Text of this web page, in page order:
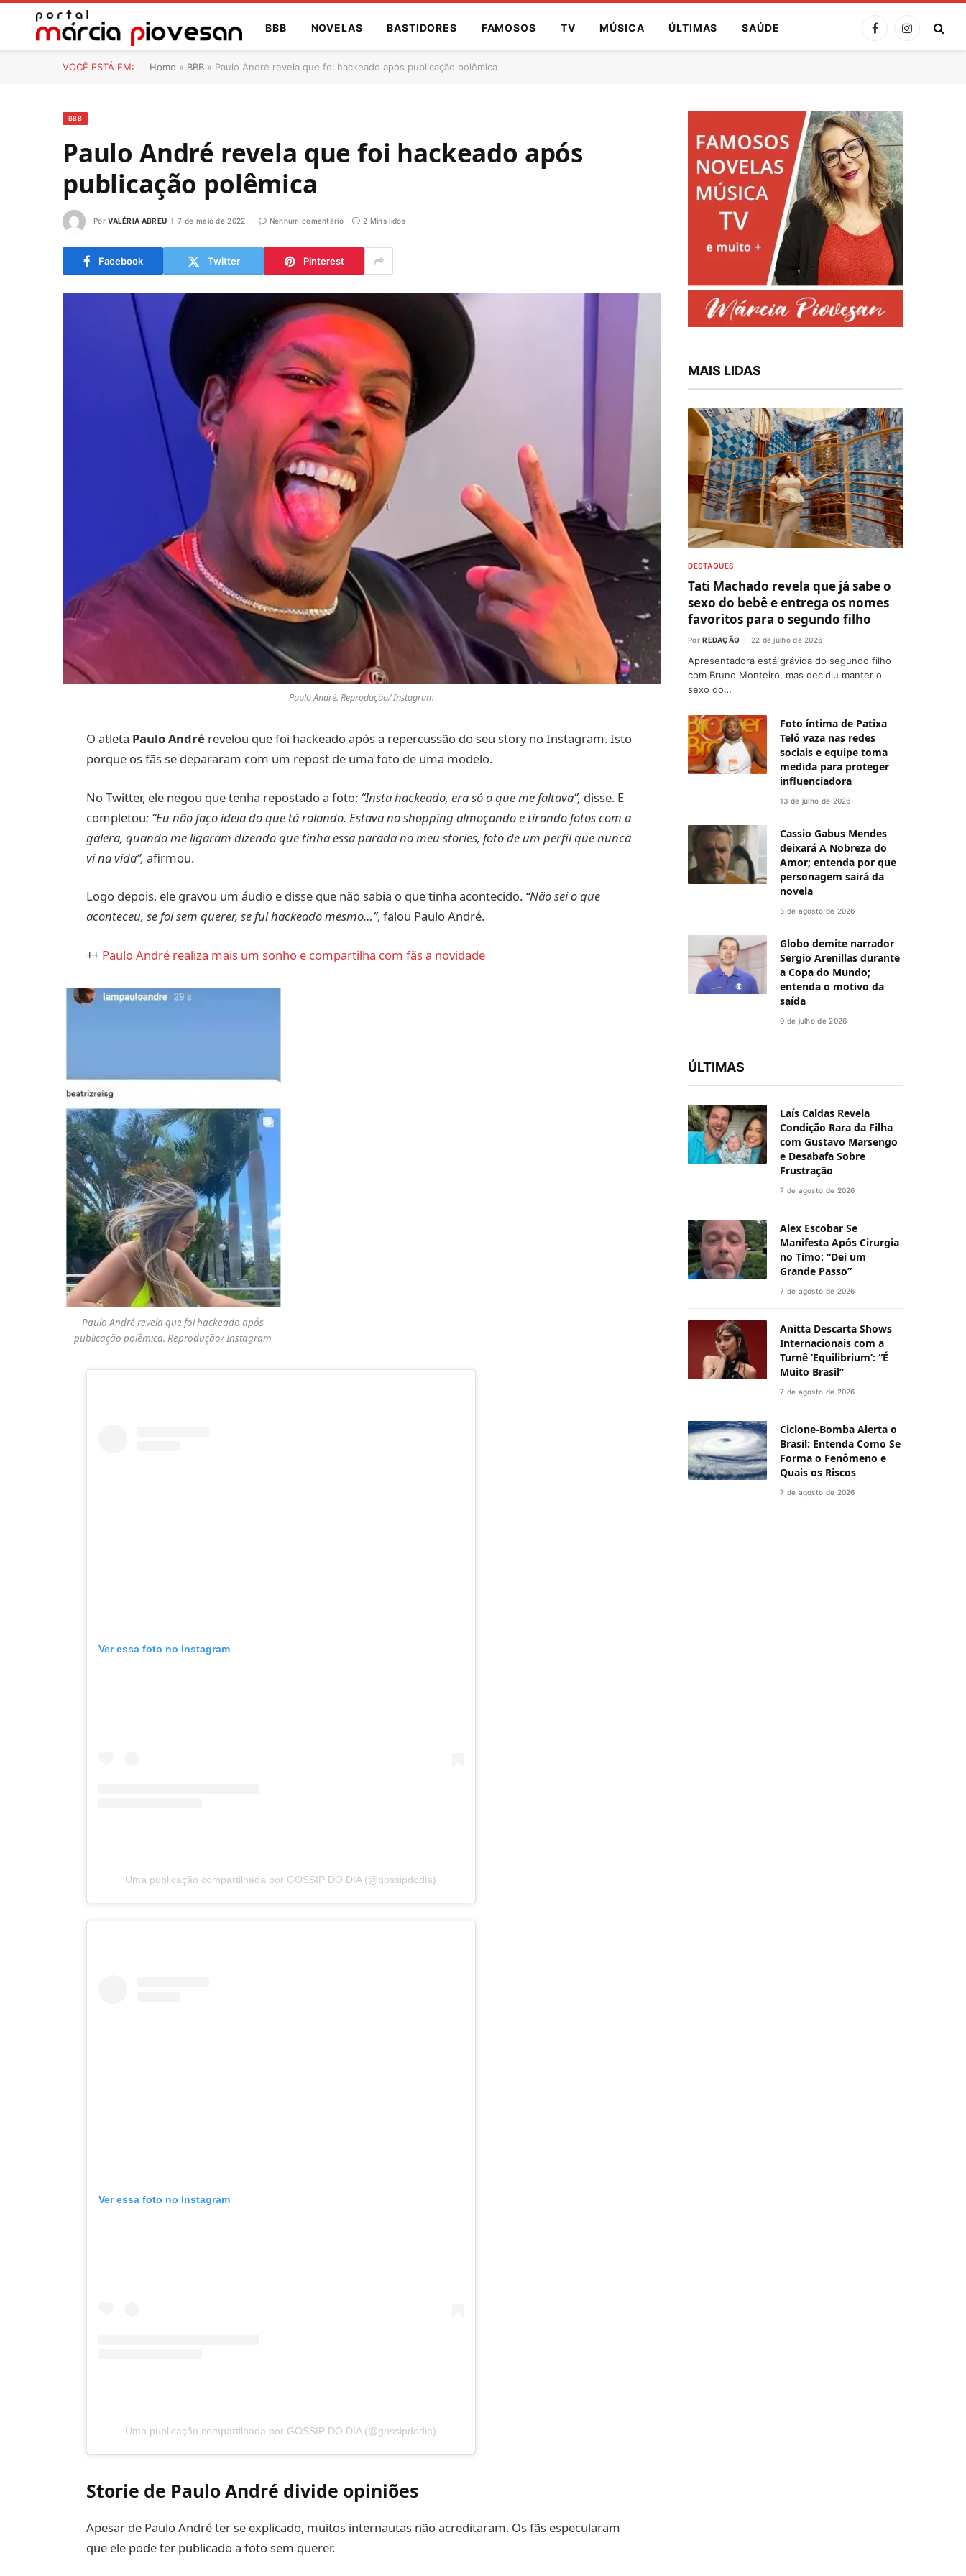
BBB NOVELAS BASTIDORES FAMOSOS TV MÚSICA ÚLTIMAS SAÚDE FacebookInstagram
VOCÊ ESTÁ EM: Home » BBB » Paulo André revela que foi hackeado após publicação polêmica
BBB
Paulo André revela que foi hackeado após
publicação polêmica
Por VALÉRIA ABREU 7 de maio de 2022 Nenhum comentário 2 Mins lidos
Facebook Twitter Pinterest
Paulo André. Reprodução/ Instagram
O atleta Paulo André revelou que foi hackeado após a repercussão do seu story no Instagram. Isto
porque os fãs se depararam com um repost de uma foto de uma modelo.
No Twitter, ele negou que tenha repostado a foto: “Insta hackeado, era só o que me faltava”, disse. E
completou: “Eu não faço ideia do que tá rolando. Estava no shopping almoçando e tirando fotos com a
galera, quando me ligaram dizendo que tinha essa parada no meu stories, foto de um perfil que nunca
vi na vida”, afirmou.
Logo depois, ele gravou um áudio e disse que não sabia o que tinha acontecido. “Não sei o que
aconteceu, se foi sem querer, se fui hackeado mesmo…”, falou Paulo André.
++ Paulo André realiza mais um sonho e compartilha com fãs a novidade
Paulo André revela que foi hackeado após
publicação polêmica. Reprodução/ Instagram
Ver essa foto no Instagram
Uma publicação compartilhada por GOSSIP DO DIA (@gossipdodia)
Ver essa foto no Instagram
Uma publicação compartilhada por GOSSIP DO DIA (@gossipdodia)
Storie de Paulo André divide opiniões
Apesar de Paulo André ter se explicado, muitos internautas não acreditaram. Os fãs especularam
que ele pode ter publicado a foto sem querer.
MAIS LIDAS
DESTAQUES
Tati Machado revela que já sabe o
sexo do bebê e entrega os nomes
favoritos para o segundo filho
Por REDAÇÃO 22 de julho de 2026
Apresentadora está grávida do segundo filho
com Bruno Monteiro, mas decidiu manter o
sexo do…
Foto íntima de Patixa
Teló vaza nas redes
sociais e equipe toma
medida para proteger
influenciadora
13 de julho de 2026
Cassio Gabus Mendes
deixará A Nobreza do
Amor; entenda por que
personagem sairá da
novela
5 de agosto de 2026
Globo demite narrador
Sergio Arenillas durante
a Copa do Mundo;
entenda o motivo da
saída
9 de julho de 2026
ÚLTIMAS
Laís Caldas Revela
Condição Rara da Filha
com Gustavo Marsengo
e Desabafa Sobre
Frustração
7 de agosto de 2026
Alex Escobar Se
Manifesta Após Cirurgia
no Timo: “Dei um
Grande Passo”
7 de agosto de 2026
Anitta Descarta Shows
Internacionais com a
Turnê ‘Equilibrium’: “É
Muito Brasil”
7 de agosto de 2026
Ciclone-Bomba Alerta o
Brasil: Entenda Como Se
Forma o Fenômeno e
Quais os Riscos
7 de agosto de 2026